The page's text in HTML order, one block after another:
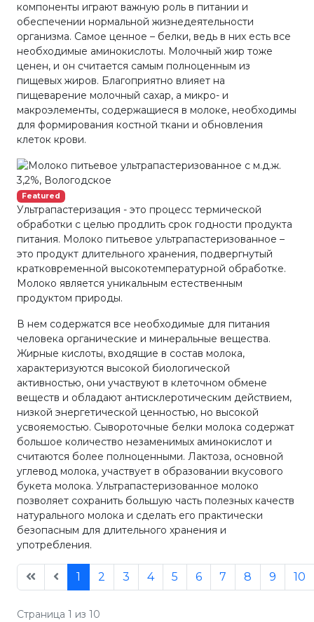
компоненты играют важную роль в питании и
обеспечении нормальной жизнедеятельности
организма. Самое ценное – белки, ведь в них есть все
необходимые аминокислоты. Молочный жир тоже
ценен, и он считается самым полноценным из
пищевых жиров. Благоприятно влияет на
пищеварение молочный сахар, а микро- и
макроэлементы, содержащиеся в молоке, необходимы
для формирования костной ткани и обновления
клеток крови.
Featured
Ультрапастеризация - это процесс термической
обработки с целью продлить срок годности продукта
питания. Молоко питьевое ультрапастеризованное –
это продукт длительного хранения, подвергнутый
кратковременной высокотемпературной обработке.
Молоко является уникальным естественным
продуктом природы.
В нем содержатся все необходимые для питания
человека органические и минеральные вещества.
Жирные кислоты, входящие в состав молока,
характеризуются высокой биологической
активностью, они участвуют в клеточном обмене
веществ и обладают антисклеротическим действием,
низкой энергетической ценностью, но высокой
усвояемостью. Сывороточные белки молока содержат
большое количество незаменимых аминокислот и
считаются более полноценными. Лактоза, основной
углевод молока, участвует в образовании вкусового
букета молока. Ультрапастеризованное молоко
позволяет сохранить большую часть полезных качеств
натурального молока и сделать его практически
безопасным для длительного хранения и
употребления.
1 2 3 4 5 6 7 8 9 10
Страница 1 из 10